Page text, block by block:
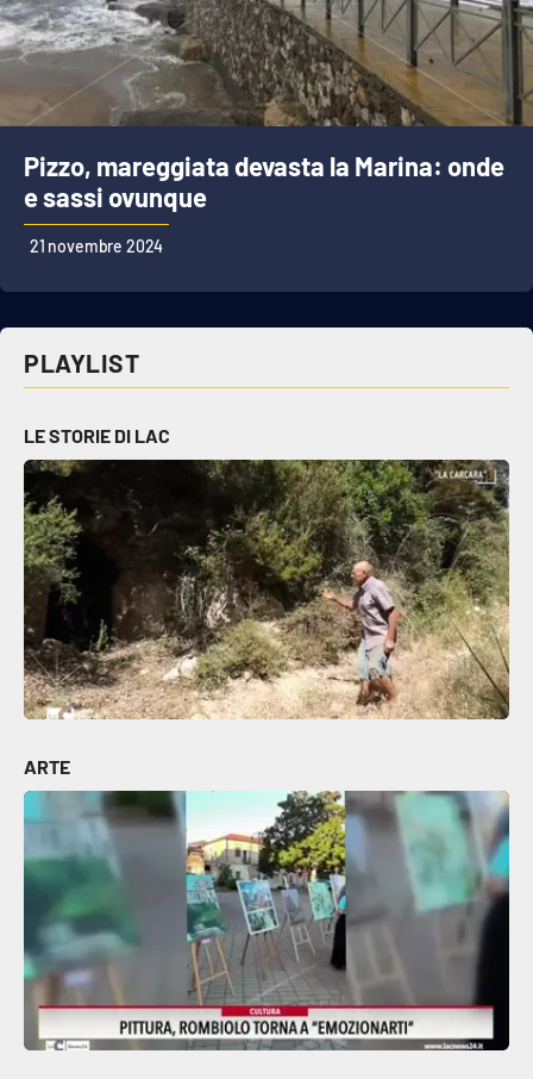
Pizzo, mareggiata devasta la Marina: onde
e sassi ovunque
21 novembre 2024
PLAYLIST
LE STORIE DI LAC
ARTE